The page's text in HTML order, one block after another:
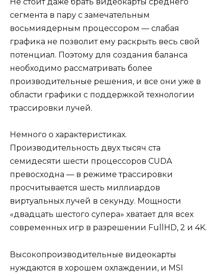
сегмента в пару с замечательным
восьмиядерным процессором — слабая
графика не позволит ему раскрыть весь свой
потенциал. Поэтому для создания баланса
необходимо рассматривать более
производительные решения, и все они уже в
области графики с поддержкой технологии
трассировки лучей.
Немного о характеристиках.
Производительность двух тысяч ста
семидесяти шести процессоров CUDA
превосходна — в режиме трассировки
просчитывается шесть миллиардов
виртуальных лучей в секунду. Мощности
«двадцать шестого супера» хватает для всех
современных игр в разрешении FullHD, 2 и 4K.
Высокопроизводительные видеокарты
нуждаются в хорошем охлаждении, и MSI